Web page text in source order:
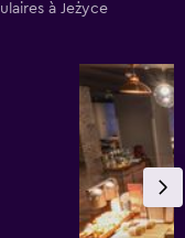
à Jeżyce